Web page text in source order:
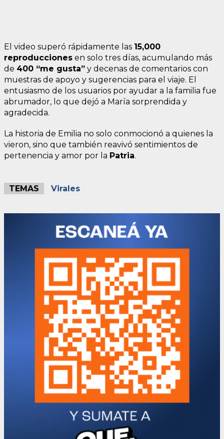
El video superó rápidamente las 15,000
reproducciones en solo tres días, acumulando más
de 400 “me gusta” y decenas de comentarios con
muestras de apoyo y sugerencias para el viaje. El
entusiasmo de los usuarios por ayudar a la familia fue
abrumador, lo que dejó a María sorprendida y
agradecida.
La historia de Emilia no solo conmocionó a quienes la
vieron, sino que también reavivó sentimientos de
pertenencia y amor por la Patria.
TEMAS Virales